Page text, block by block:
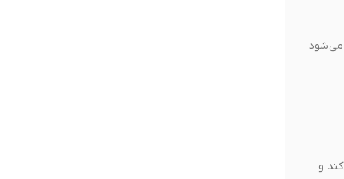
می‌شود
و